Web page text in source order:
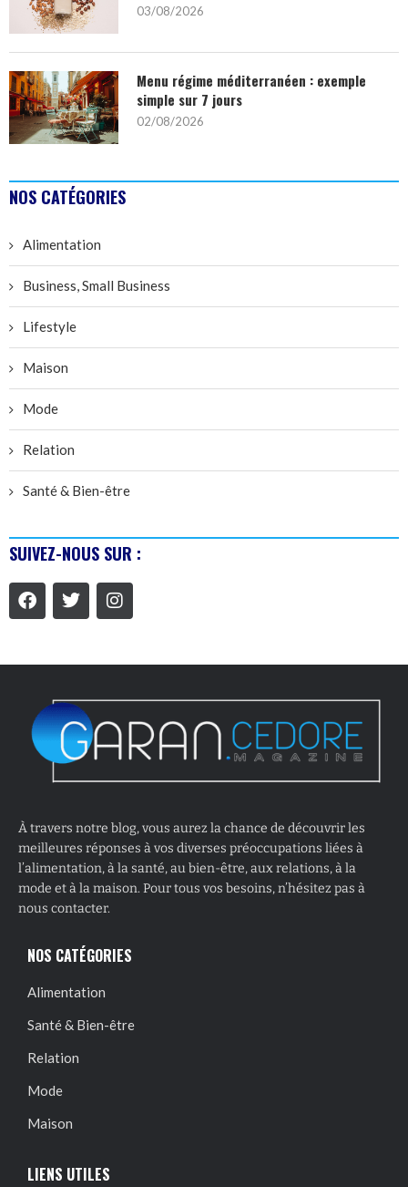
03/08/2026
Menu régime méditerranéen : exemple
simple sur 7 jours
02/08/2026
NOS CATÉGORIES
Alimentation
Business, Small Business
Lifestyle
Maison
Mode
Relation
Santé & Bien-être
SUIVEZ-NOUS SUR :
À travers notre blog, vous aurez la chance de découvrir les
meilleures réponses à vos diverses préoccupations liées à
l’alimentation, à la santé, au bien-être, aux relations, à la
mode et à la maison. Pour tous vos besoins, n’hésitez pas à
nous contacter.
NOS CATÉGORIES
Alimentation
Santé & Bien-être
Relation
Mode
Maison
LIENS UTILES